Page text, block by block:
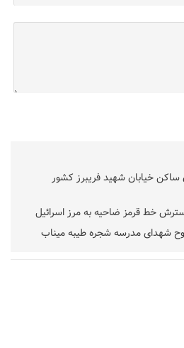
خیابان شهید فریبرز کشور
خط قرمز ضاحیه به مرز اسرائیل
شهدای مدرسه شجره طیبه میناب